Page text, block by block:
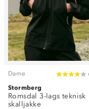
Dame
Stormberg
Romsdal 3-lags teknisk
skalljakke